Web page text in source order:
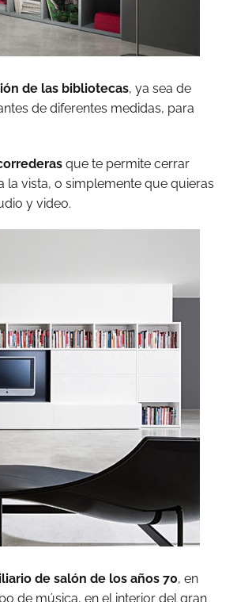
de las bibliotecas, ya sea de
de diferentes medidas, para
que te permite cerrar
la vista, o simplemente que quieras
y video.
de salón de los años 70, en
de música, en el interior del gran